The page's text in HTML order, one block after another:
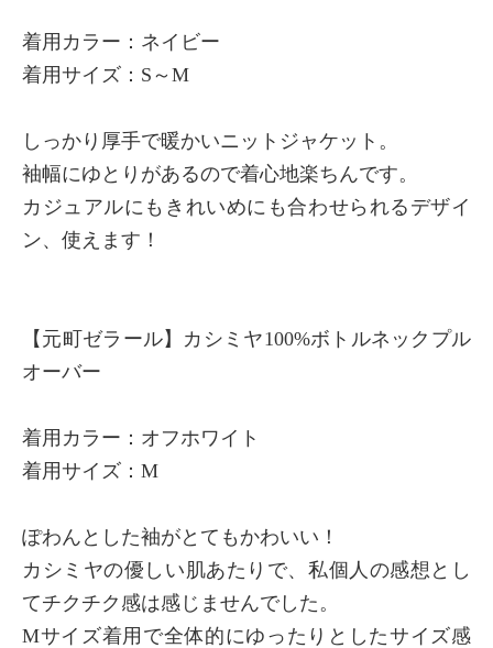
着用カラー：ネイビー
着用サイズ：S～M
しっかり厚手で暖かいニットジャケット。
袖幅にゆとりがあるので着心地楽ちんです。
カジュアルにもきれいめにも合わせられるデザイ
ン、使えます！
【元町ゼラール】カシミヤ100%ボトルネックプル
オーバー
着用カラー：オフホワイト
着用サイズ：M
ぽわんとした袖がとてもかわいい！
カシミヤの優しい肌あたりで、私個人の感想とし
てチクチク感は感じませんでした。
Mサイズ着用で全体的にゆったりとしたサイズ感